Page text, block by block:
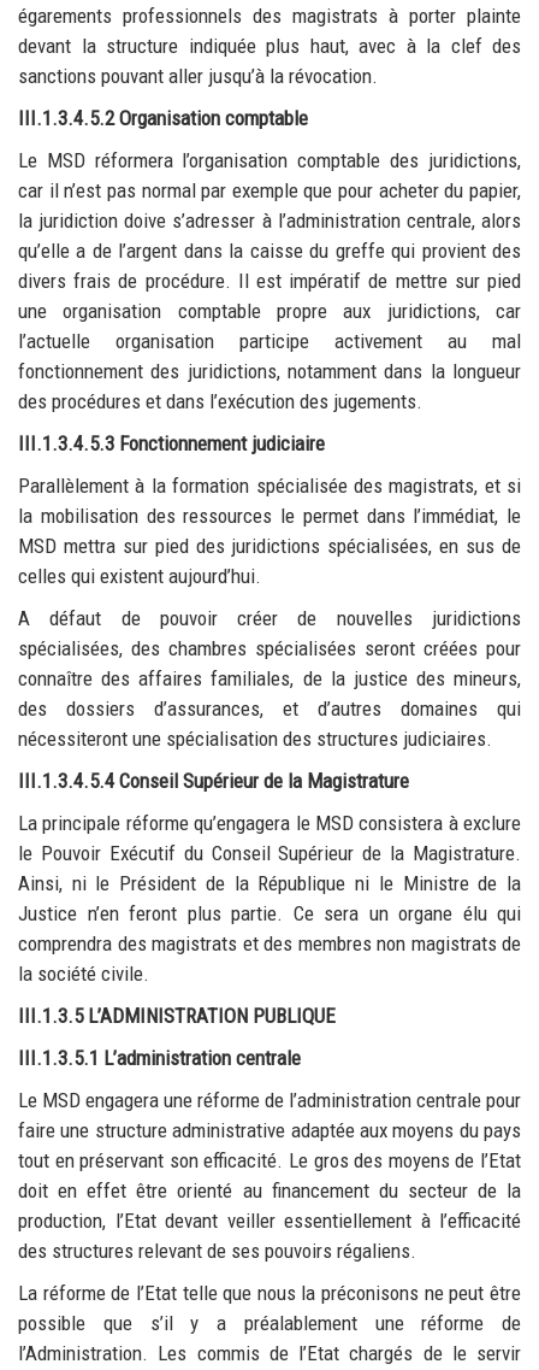
égarements professionnels des magistrats à porter plainte
devant la structure indiquée plus haut, avec à la clef des
sanctions pouvant aller jusqu’à la révocation.
III.1.3.4.5.2 Organisation comptable
Le MSD réformera l’organisation comptable des juridictions,
car il n’est pas normal par exemple que pour acheter du papier,
la juridiction doive s’adresser à l’administration centrale, alors
qu’elle a de l’argent dans la caisse du greffe qui provient des
divers frais de procédure. Il est impératif de mettre sur pied
une organisation comptable propre aux juridictions, car
l’actuelle organisation participe activement au mal
fonctionnement des juridictions, notamment dans la longueur
des procédures et dans l’exécution des jugements.
III.1.3.4.5.3 Fonctionnement judiciaire
Parallèlement à la formation spécialisée des magistrats, et si
la mobilisation des ressources le permet dans l’immédiat, le
MSD mettra sur pied des juridictions spécialisées, en sus de
celles qui existent aujourd’hui.
A défaut de pouvoir créer de nouvelles juridictions
spécialisées, des chambres spécialisées seront créées pour
connaître des affaires familiales, de la justice des mineurs,
des dossiers d’assurances, et d’autres domaines qui
nécessiteront une spécialisation des structures judiciaires.
III.1.3.4.5.4 Conseil Supérieur de la Magistrature
La principale réforme qu’engagera le MSD consistera à exclure
le Pouvoir Exécutif du Conseil Supérieur de la Magistrature.
Ainsi, ni le Président de la République ni le Ministre de la
Justice n’en feront plus partie. Ce sera un organe élu qui
comprendra des magistrats et des membres non magistrats de
la société civile.
III.1.3.5 L’ADMINISTRATION PUBLIQUE
III.1.3.5.1 L’administration centrale
Le MSD engagera une réforme de l’administration centrale pour
faire une structure administrative adaptée aux moyens du pays
tout en préservant son efficacité. Le gros des moyens de l’Etat
doit en effet être orienté au financement du secteur de la
production, l’Etat devant veiller essentiellement à l’efficacité
des structures relevant de ses pouvoirs régaliens.
La réforme de l’Etat telle que nous la préconisons ne peut être
possible que s’il y a préalablement une réforme de
l’Administration. Les commis de l’Etat chargés de le servir